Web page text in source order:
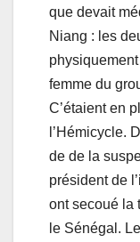
que devait
Niang : les
femme du
C’étaient en
l’Hémicycle.
de de la
président de
ont secoué la
le Sénégal.